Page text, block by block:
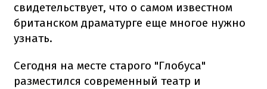
свидетельствует, что о самом известном
британском драматурге еще многое нужно
узнать.
Сегодня на месте старого "Глобуса"
разместился современный театр и